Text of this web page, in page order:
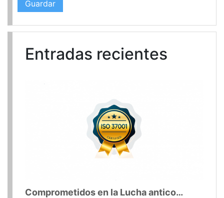
Entradas recientes
Comprometidos en la Lucha anticorrupción